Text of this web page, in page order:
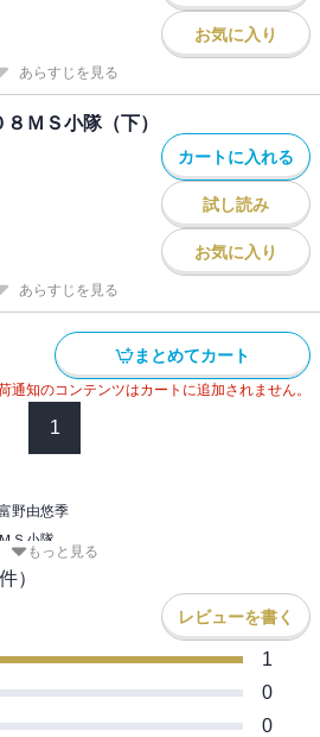
お気に入り
あらすじを見る
ＭＳ小隊（下）
カートに入れる
試し読み
お気に入り
あらすじを見る
まとめてカート
通知のコンテンツはカートに追加されません。
1
野由悠季
Ｓ小隊
もっと見る
件）
レビューを書く
1
0
0